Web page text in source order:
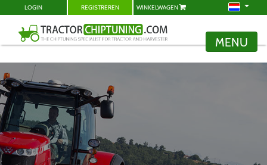
LOGIN REGISTREREN WINKELWAGEN
MENU